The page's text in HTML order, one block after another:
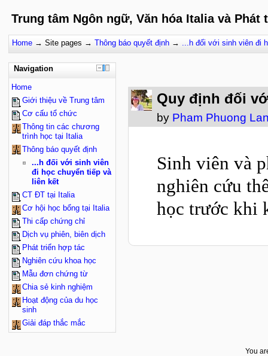
Trung tâm Ngôn ngữ, Văn hóa Italia và
Home → Site pages → Thông báo quyết định → ...h đối với sinh viên đi
Quy định đối
by Pham Phuong
Sinh viên và
nghiên cứu
học trước khi
Navigation
Home
Giới thiệu về Trung tâm
Cơ cấu tổ chức
Thông tin các chương
trình học tại Italia
Thông báo quyết định
...h đối với sinh viên
đi học chuyển tiếp và
liên kết
CT ĐT tại Italia
Cơ hội học bổng tại Italia
Thi cấp chứng chỉ
Dịch vụ phiên, biên dịch
Phát triển hợp tác
Nghiên cứu khoa học
Mẫu đơn chứng từ
Chia sẻ kinh nghiệm
Hoạt động của du học
sinh
Giải đáp thắc mắc
You